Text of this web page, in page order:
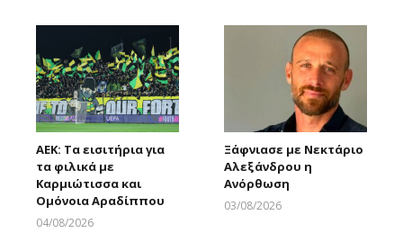
ΑΕΚ: Τα εισιτήρια για
τα φιλικά με
Καρμιώτισσα και
Ομόνοια Αραδίππου
04/08/2026
Ξάφνιασε με Νεκτάριο
Αλεξάνδρου η
Ανόρθωση
03/08/2026